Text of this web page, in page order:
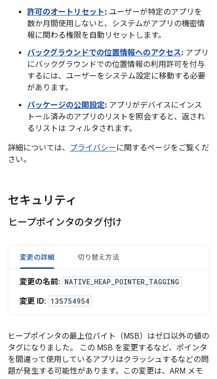
許可のオートリセット: ユーザーが特定のアプリを
数か月間使用しないと、システムがアプリの機密情
報に関わる権限を自動リセットします。
バックグラウンドでの位置情報へのアクセス: アプリ
にバックグラウンドでの位置情報の利用許可を付与
するには、ユーザーをシステム設定に移動する必要
があります。
パッケージの公開設定: アプリがデバイスにインス
トール済みのアプリのリストを照会すると、返され
るリストは フィルタされます。
詳細については、 プライバシー に関するページをご覧くだ
さい。
セキュリティ
ヒープポインタのタグ付け
変更の詳細 切り替え方法
変更の名前: NATIVE_HEAP_POINTER_TAGGING
変更 ID: 135754954
ヒープポインタの最上位バイト（MSB）はゼロ以外の値の
タグになりました。 この MSB を変更するなど、ポインタ
を間違って使用しているアプリはクラッシュするなどの問
題が発生する可能性があります。この変更は、ARM メモ